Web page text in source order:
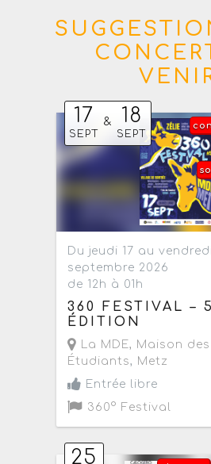
17
SEPT
& 18
SEPT
Du jeudi 17 au
septembre 2026
de 12h à 01h
360 FESTIVAL –
ÉDITION
La MDE, Maison des
Étudiants, Metz
Entrée libre
360° Festival
25